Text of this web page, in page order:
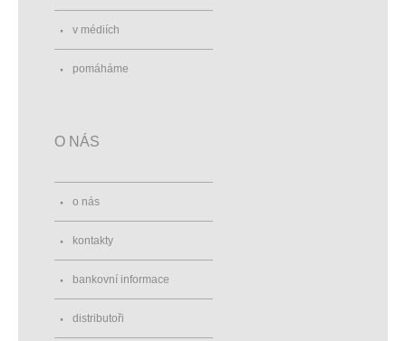
v médiích
pomáháme
O NÁS
o nás
kontakty
bankovní informace
distributoři